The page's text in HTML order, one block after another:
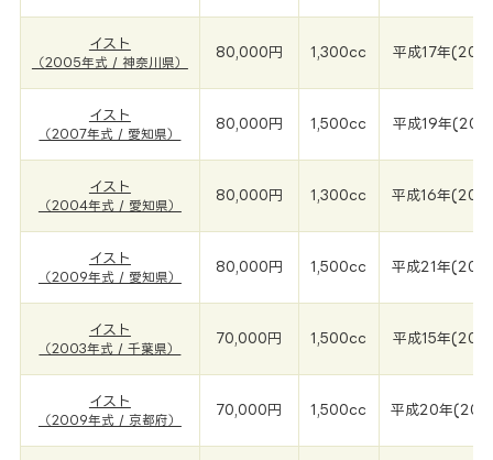
イスト
（2005年式 / 神奈川県）
80,000円 1,300cc 平成17年
イスト
（2007年式 / 愛知県）
80,000円 1,500cc 平成19年
イスト
（2004年式 / 愛知県）
80,000円 1,300cc 平成16年
イスト
（2009年式 / 愛知県）
80,000円 1,500cc 平成21年
イスト
（2003年式 / 千葉県）
70,000円 1,500cc 平成15年
イスト
（2009年式 / 京都府）
70,000円 1,500cc 平成20年